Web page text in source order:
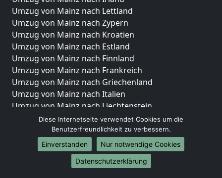
Umzug von Mainz nach Lettland
Umzug von Mainz nach Zypern
Umzug von Mainz nach Kroatien
Umzug von Mainz nach Estland
Umzug von Mainz nach Finnland
Umzug von Mainz nach Frankreich
Umzug von Mainz nach Griechenland
Umzug von Mainz nach Italien
Umzug von Mainz nach Liechtenstein
Umzug von Mainz nach Luxemburg
Umzug von Mainz nach Niederlande
Umzug von Mainz nach Norwegen
Umzüge-Deutschlandweit
Diese Internetseite verwendet Cookies um die
Benutzerfreundlichkeit zu verbessern.
Einverstanden
Nur notwendige Cookies
Datenschutzerklärung